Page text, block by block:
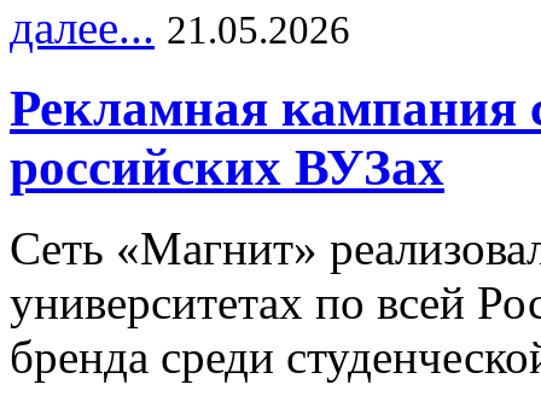
далее... 21.05.2026
Рекламная кампания
российских ВУЗах
Сеть «Магнит»
университетах по всей
бренда среди